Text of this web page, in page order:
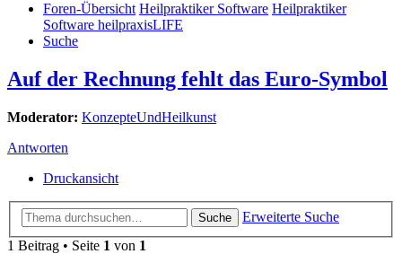
Foren-Übersicht Heilpraktiker Software Heilpraktiker
Software heilpraxisLIFE
Suche
Auf der Rechnung fehlt das Euro-Symbol
Moderator: KonzepteUndHeilkunst
Antworten
Druckansicht
Suche
Erweiterte Suche
1 Beitrag • Seite 1 von 1